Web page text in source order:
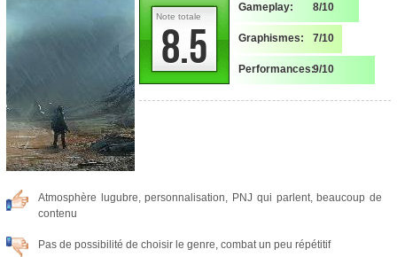
8.5
Note totale
Gameplay: 8/10
Graphismes: 7/10
Performances:9/10
Atmosphère lugubre, personnalisation, PNJ qui parlent, beaucoup de
contenu
Pas de possibilité de choisir le genre, combat un peu répétitif